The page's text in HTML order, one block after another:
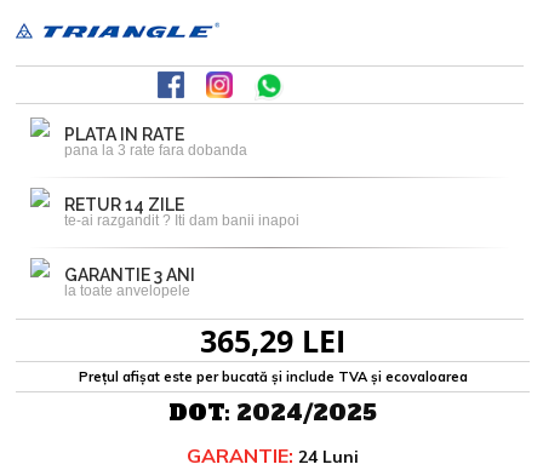
PLATA IN RATE
pana la 3 rate fara dobanda
RETUR 14 ZILE
te-ai razgandit ? Iti dam banii inapoi
GARANTIE 3 ANI
la toate anvelopele
365,29 LEI
Prețul afișat este per bucată și include TVA și ecovaloarea
DOT: 2024/2025
GARANTIE: 24 Luni